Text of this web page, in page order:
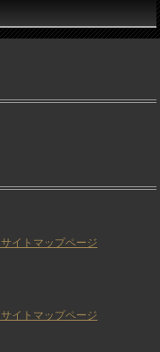
イトマップページ
イトマップページ